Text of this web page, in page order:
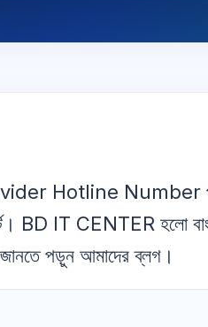
Hotline Number
BD IT CENTER হলো
পড়ুন আমাদের ব্লগ।